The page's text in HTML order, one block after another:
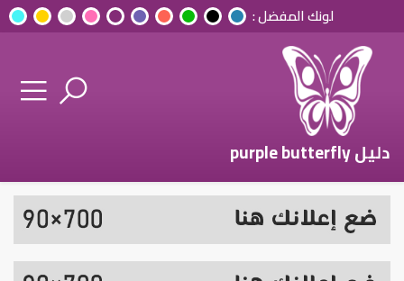
لونك المفضل :
دليل purple butterfly